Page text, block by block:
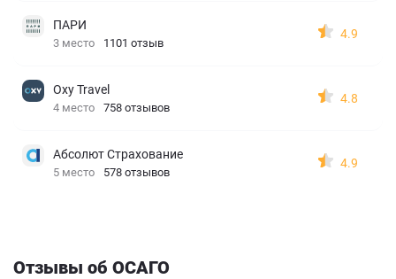
ПАРИ
3 место 1101 отзыв
4.9
Oxy Travel
4 место 758 отзывов
4.8
Абсолют Страхование
5 место 578 отзывов
4.9
Отзывы об ОСАГО